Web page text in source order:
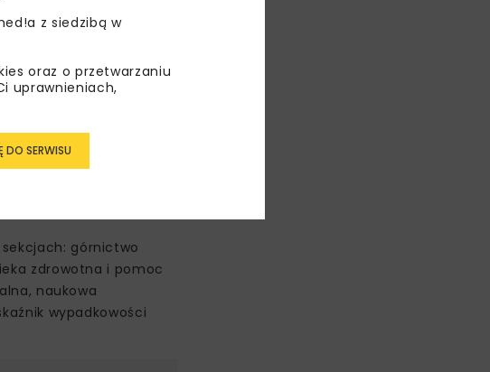
opolskim (5,23),
górnictwo
zdrowotna i pomoc
naukowa
wypadkowości
z siedzibą w
oraz o przetwarzaniu
uprawnieniach,
DO SERWISU